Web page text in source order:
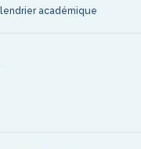
académique